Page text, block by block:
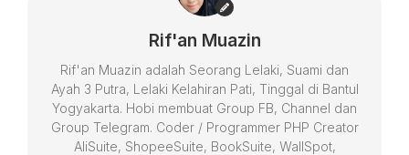
Rif'an Muazin
Rif'an Muazin adalah Seorang Lelaki, Suami dan
Ayah 3 Putra, Lelaki Kelahiran Pati, Tinggal di Bantul
Yogyakarta. Hobi membuat Group FB, Channel dan
Group Telegram. Coder / Programmer PHP Creator
AliSuite, ShopeeSuite, BookSuite, WallSpot,